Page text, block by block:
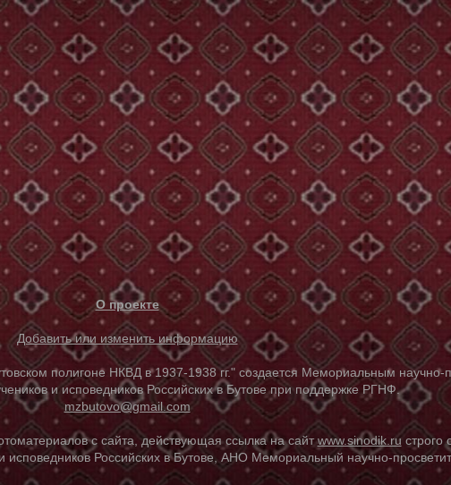
О проекте
Добавить или изменить информацию
полигоне НКВД в 1937-1938 гг." создается Мемориальным научно-
и исповедников Российских в Бутове при поддержке РГНФ.
mzbutovo@gmail.com
с сайта, действующая ссылка на сайтwww.sinodik.ru строго
Российских в Бутове, АНО Мемориальный научно-